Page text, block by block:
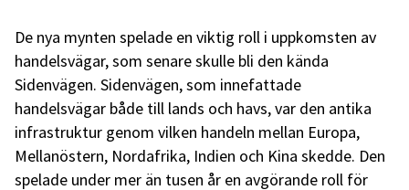
De nya mynten spelade en viktig roll i uppkomsten av
handelsvägar, som senare skulle bli den kända
Sidenvägen. Sidenvägen, som innefattade
handelsvägar både till lands och havs, var den antika
infrastruktur genom vilken handeln mellan Europa,
Mellanöstern, Nordafrika, Indien och Kina skedde. Den
spelade under mer än tusen år en avgörande roll för